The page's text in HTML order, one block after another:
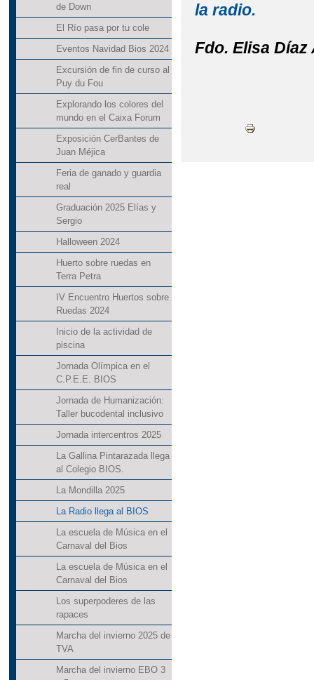
de Down
El Río pasa por tu cole
Eventos Navidad Bios 2024
Excursión de fin de curso al
Puy du Fou
Explorando los colores del
mundo en el Caixa Forum
Exposición CerBantes de
Juan Méjica
Feria de ganado y guardia
real
Graduación 2025 Elías y
Sergio
Halloween 2024
Huerto sobre ruedas en
Terra Petra
IV Encuentro Huertos sobre
Ruedas 2024
Inicio de la actividad de
piscina
Jornada Olímpica en el
C.P.E.E. BIOS
Jornada de Humanización:
Taller bucodental inclusivo
Jornada intercentros 2025
La Gallina Pintarazada llega
al Colegio BIOS.
La Mondilla 2025
La Radio llega al BIOS
La escuela de Música en el
Carnaval del Bios
La escuela de Música en el
Carnaval del Bios
Los superpoderes de las
rapaces
Marcha del invierno 2025 de
TVA
Marcha del invierno EBO 3
la radio.
Fdo. Elisa